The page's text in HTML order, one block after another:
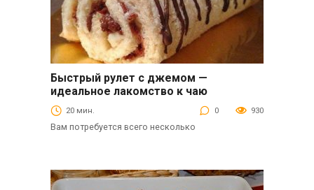
Выпечка
Быстрый рулет с джемом —
идеальное лакомство к чаю
20 мин. 0 930
Вам потребуется всего несколько